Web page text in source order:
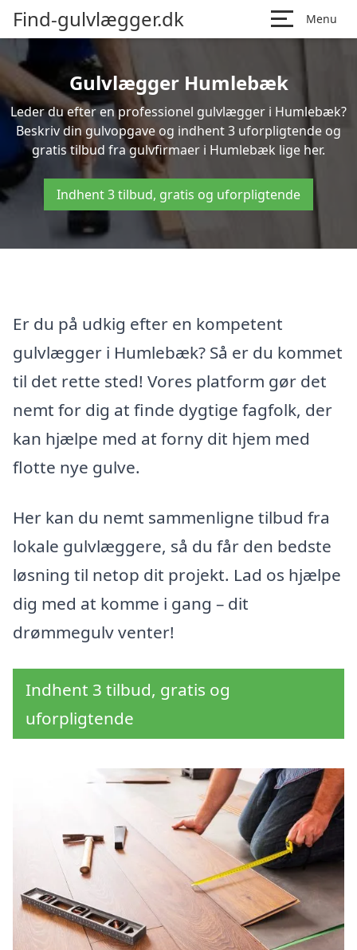
Find-gulvlægger.dk Menu
Gulvlægger Humlebæk
Leder du efter en professionel gulvlægger i Humlebæk?
Beskriv din gulvopgave og indhent 3 uforpligtende og
gratis tilbud fra gulvfirmaer i Humlebæk lige her.
Indhent 3 tilbud, gratis og uforpligtende
Er du på udkig efter en kompetent
gulvlægger i Humlebæk? Så er du kommet
til det rette sted! Vores platform gør det
nemt for dig at finde dygtige fagfolk, der
kan hjælpe med at forny dit hjem med
flotte nye gulve.
Her kan du nemt sammenligne tilbud fra
lokale gulvlæggere, så du får den bedste
løsning til netop dit projekt. Lad os hjælpe
dig med at komme i gang – dit
drømmegulv venter!
Indhent 3 tilbud, gratis og
uforpligtende